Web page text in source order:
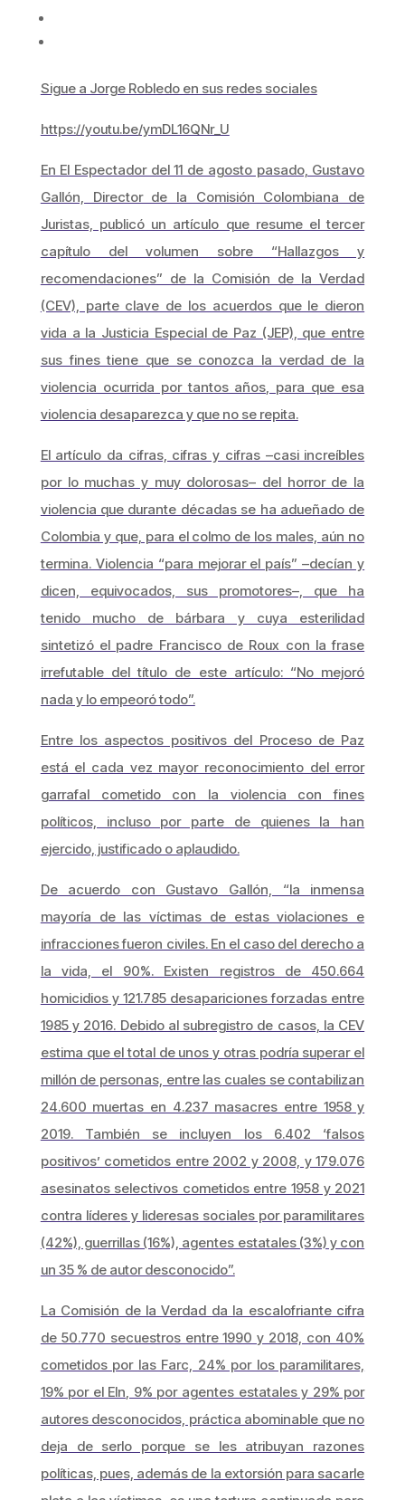
Sigue a Jorge Robledo en sus redes sociales
https://youtu.be/ymDL16QNr_U
En El Espectador del 11 de agosto pasado, Gustavo
Gallón, Director de la Comisión Colombiana de
Juristas, publicó un artículo que resume el tercer
capítulo del volumen sobre “Hallazgos y
recomendaciones” de la Comisión de la Verdad
(CEV), parte clave de los acuerdos que le dieron
vida a la Justicia Especial de Paz (JEP), que entre
sus fines tiene que se conozca la verdad de la
violencia ocurrida por tantos años, para que esa
violencia desaparezca y que no se repita.
El artículo da cifras, cifras y cifras –casi increíbles
por lo muchas y muy dolorosas– del horror de la
violencia que durante décadas se ha adueñado de
Colombia y que, para el colmo de los males, aún no
termina. Violencia “para mejorar el país” –decían y
dicen, equivocados, sus promotores–, que ha
tenido mucho de bárbara y cuya esterilidad
sintetizó el padre Francisco de Roux con la frase
irrefutable del título de este artículo: “No mejoró
nada y lo empeoró todo”.
Entre los aspectos positivos del Proceso de Paz
está el cada vez mayor reconocimiento del error
garrafal cometido con la violencia con fines
políticos, incluso por parte de quienes la han
ejercido, justificado o aplaudido.
De acuerdo con Gustavo Gallón, “la inmensa
mayoría de las víctimas de estas violaciones e
infracciones fueron civiles. En el caso del derecho a
la vida, el 90%. Existen registros de 450.664
homicidios y 121.785 desapariciones forzadas entre
1985 y 2016. Debido al subregistro de casos, la CEV
estima que el total de unos y otras podría superar el
millón de personas, entre las cuales se contabilizan
24.600 muertas en 4.237 masacres entre 1958 y
2019. También se incluyen los 6.402 ‘falsos
positivos’ cometidos entre 2002 y 2008, y 179.076
asesinatos selectivos cometidos entre 1958 y 2021
contra líderes y lideresas sociales por paramilitares
(42%), guerrillas (16%), agentes estatales (3%) y con
un 35 % de autor desconocido”.
La Comisión de la Verdad da la escalofriante cifra
de 50.770 secuestros entre 1990 y 2018, con 40%
cometidos por las Farc, 24% por los paramilitares,
19% por el Eln, 9% por agentes estatales y 29% por
autores desconocidos, práctica abominable que no
deja de serlo porque se les atribuyan razones
políticas, pues, además de la extorsión para sacarle